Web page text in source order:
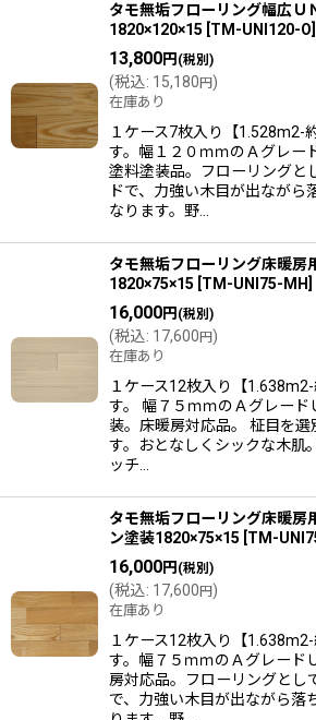
タモ無垢フローリング幅広Ｕ
1820×120×15 TM-UNI120-O
13,800円 (税別)
(税込: 15,180円)
在庫あり
１ケース7枚入り【1.528m2-
す。幅１２０ｍｍのＡグレー
塗料塗装品。フローリングと
ドで、力強い木目が出ながら
なります。野…
タモ無垢フローリング床暖房
1820×75×15 TM-UNI75-MH
16,000円 (税別)
(税込: 17,600円)
在庫あり
１ケース12枚入り【
す。 幅７５ｍｍのＡグレード
装。床暖房対応品。 柾目を選
す。おとなしくシックな木肌
ッチ…
タモ無垢フローリング床暖房
ン塗装1820×75×15 TM-
16,000円 (税別)
(税込: 17,600円)
在庫あり
１ケース12枚入り【
す。幅７５ｍｍのＡグレード
房対応品。フローリングとし
で、力強い木目が出ながら落